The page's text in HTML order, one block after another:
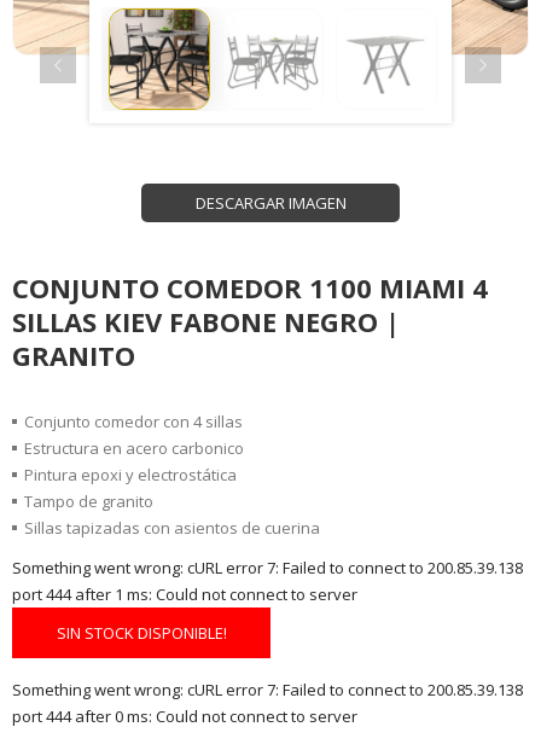
DESCARGAR IMAGEN
CONJUNTO COMEDOR 1100 MIAMI 4
SILLAS KIEV FABONE NEGRO |
GRANITO
Conjunto comedor con 4 sillas
Estructura en acero carbonico
Pintura epoxi y electrostática
Tampo de granito
Sillas tapizadas con asientos de cuerina
Something went wrong: cURL error 7: Failed to connect to 200.85.39.138
port 444 after 1 ms: Could not connect to server
SIN STOCK DISPONIBLE!
Something went wrong: cURL error 7: Failed to connect to 200.85.39.138
port 444 after 0 ms: Could not connect to server